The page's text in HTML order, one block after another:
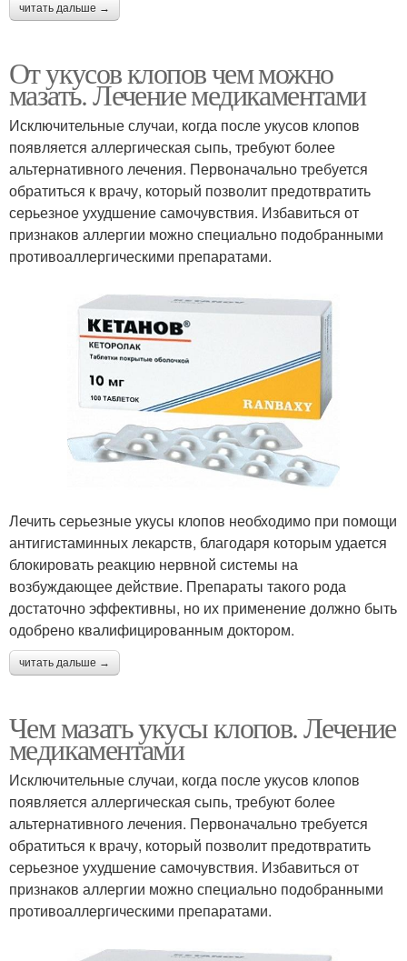
читать дальше →
От укусов клопов чем можно
мазать. Лечение медикаментами
Исключительные случаи, когда после укусов клопов
появляется аллергическая сыпь, требуют более
альтернативного лечения. Первоначально требуется
обратиться к врачу, который позволит предотвратить
серьезное ухудшение самочувствия. Избавиться от
признаков аллергии можно специально подобранными
противоаллергическими препаратами.
Лечить серьезные укусы клопов необходимо при помощи
антигистаминных лекарств, благодаря которым удается
блокировать реакцию нервной системы на
возбуждающее действие. Препараты такого рода
достаточно эффективны, но их применение должно быть
одобрено квалифицированным доктором.
читать дальше →
Чем мазать укусы клопов. Лечение
медикаментами
Исключительные случаи, когда после укусов клопов
появляется аллергическая сыпь, требуют более
альтернативного лечения. Первоначально требуется
обратиться к врачу, который позволит предотвратить
серьезное ухудшение самочувствия. Избавиться от
признаков аллергии можно специально подобранными
противоаллергическими препаратами.